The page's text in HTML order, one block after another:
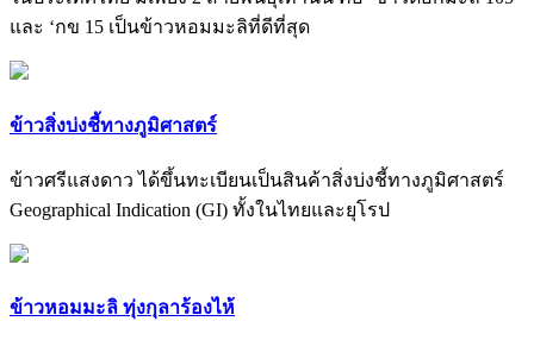
และ ‘กข 15 เป็นข้าวหอมมะลิที่ดีที่สุด
ข้าวสิ่งบ่งชี้ทางภูมิศาสตร์
ข้าวศรีแสงดาว ได้ขึ้นทะเบียนเป็นสินค้าสิ่งบ่งชี้ทางภูมิศาสตร์
Geographical Indication (GI) ทั้งในไทยและยุโรป
ข้าวหอมมะลิ ทุ่งกุลาร้องไห้